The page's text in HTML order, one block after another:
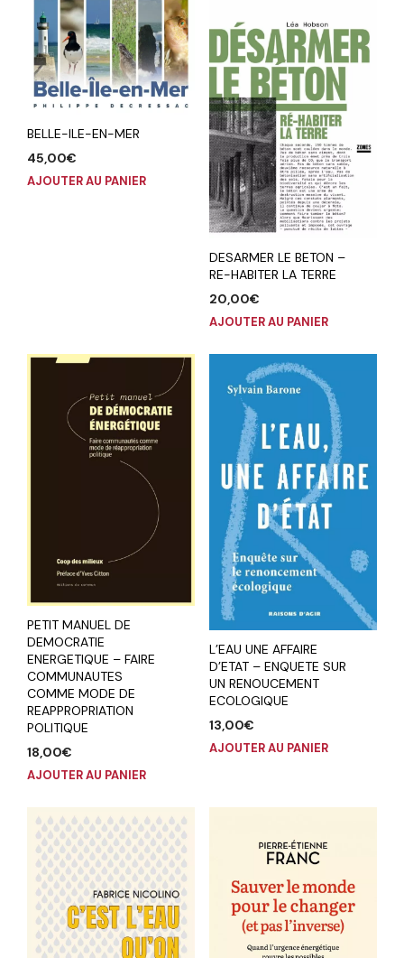
BELLE-ILE-EN-MER
45,00€
AJOUTER AU PANIER
DESARMER LE BETON –
RE-HABITER LA TERRE
20,00€
AJOUTER AU PANIER
PETIT MANUEL DE
DEMOCRATIE
ENERGETIQUE – FAIRE
COMMUNAUTES
COMME MODE DE
REAPPROPRIATION
POLITIQUE
18,00€
AJOUTER AU PANIER
L’EAU UNE AFFAIRE
D’ETAT – ENQUETE SUR
UN RENOUCEMENT
ECOLOGIQUE
13,00€
AJOUTER AU PANIER